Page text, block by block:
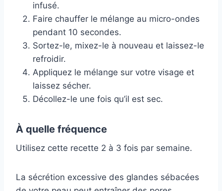
infusé.
Faire chauffer le mélange au micro-ondes
pendant 10 secondes.
Sortez-le, mixez-le à nouveau et laissez-le
refroidir.
Appliquez le mélange sur votre visage et
laissez sécher.
Décollez-le une fois qu’il est sec.
À quelle fréquence
Utilisez cette recette 2 à 3 fois par semaine.
La sécrétion excessive des glandes sébacées